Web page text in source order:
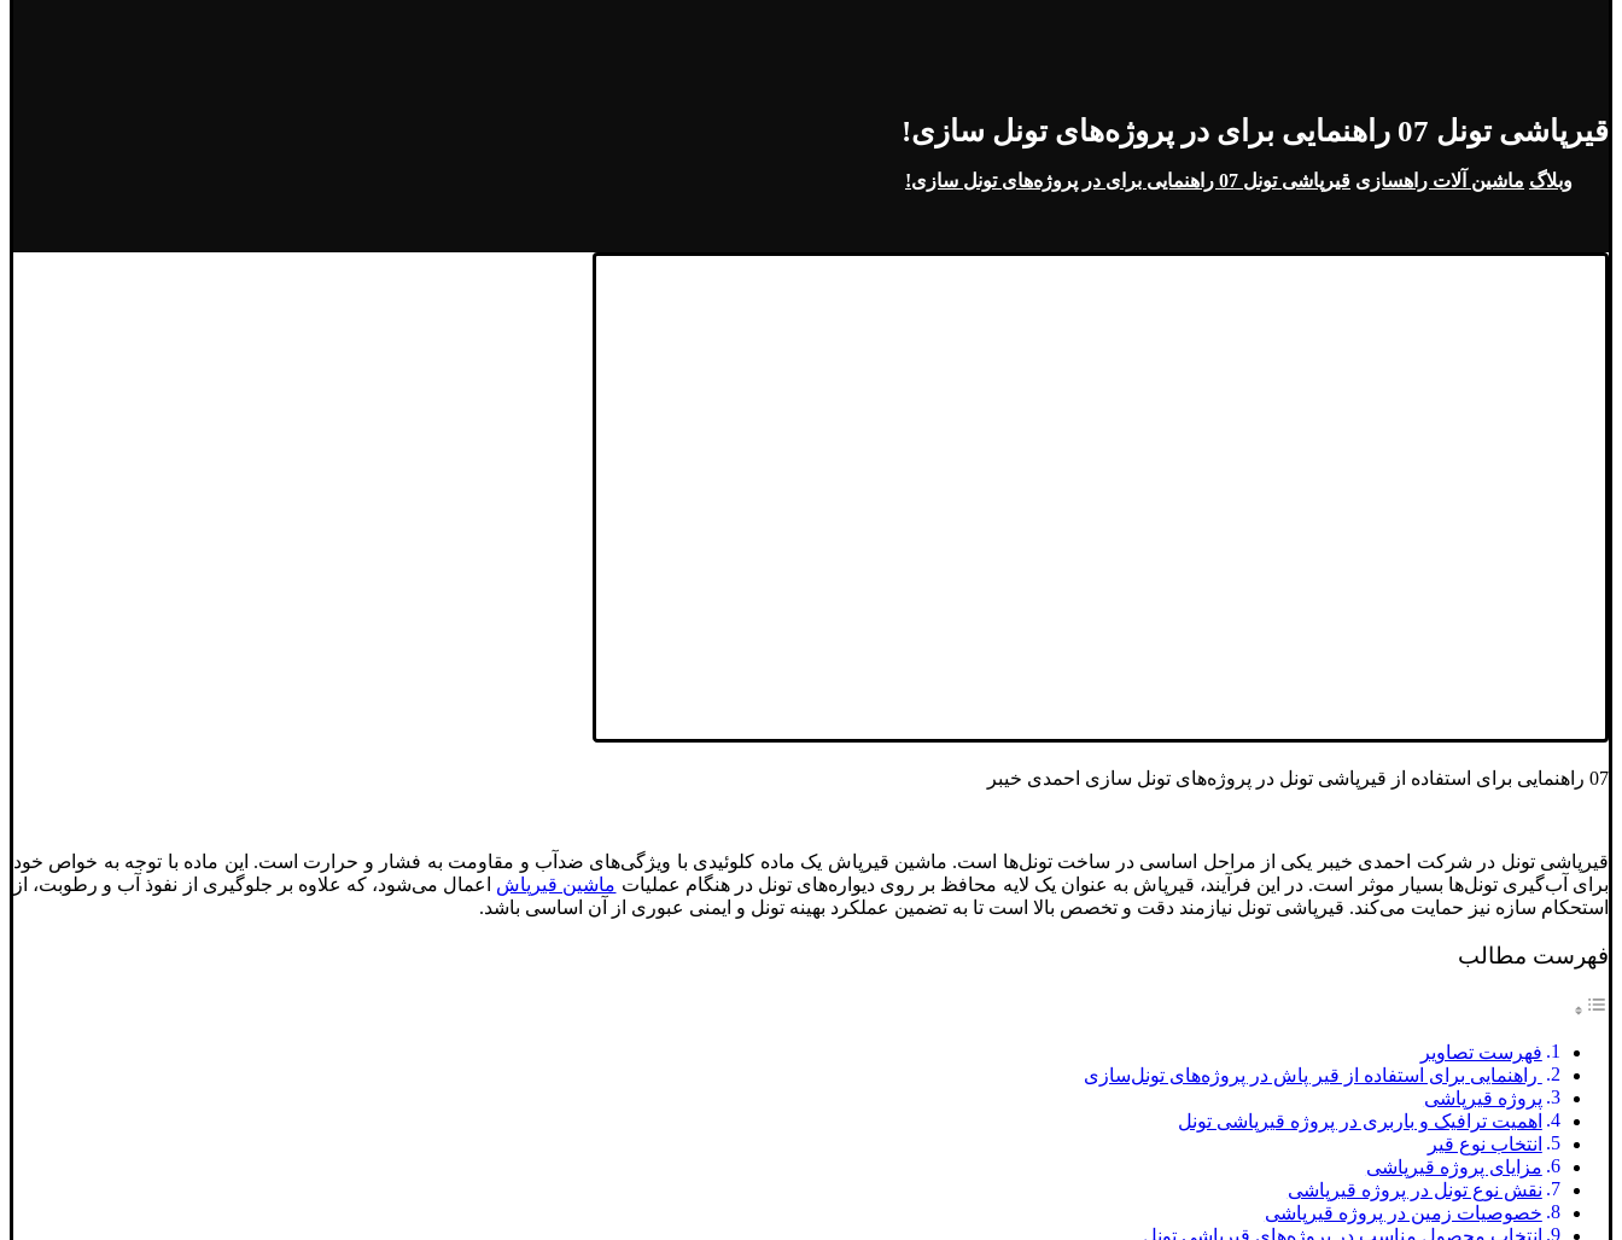
قیرپاشی تونل 07 راهنمایی برای در پروژه‌های تونل ‌سازی!
وبلاگ ماشین آلات راهسازی قیرپاشی تونل 07 راهنمایی برای در پروژه‌های تونل ‌سازی!
07 راهنمایی برای استفاده از قیرپاشی تونل در پروژه‌های تونل ‌سازی احمدی خیبر
قیرپاشی تونل در شرکت احمدی خیبر یکی از مراحل اساسی در ساخت تونل‌ها است. ماشین قیرپاش یک ماده کلوئیدی با ویژگی‌های ضدآب و مقاومت به فشار و حرارت است. این ماده با توجه به خواص خود
برای آب‌گیری تونل‌ها بسیار موثر است. در این فرآیند، قیرپاش به عنوان یک لایه محافظ بر روی دیواره‌های تونل در هنگام عملیات ماشین قیرپاش اعمال می‌شود، که علاوه بر جلوگیری از نفوذ آب و رطوبت، از
استحکام سازه نیز حمایت می‌کند. قیرپاشی تونل نیازمند دقت و تخصص بالا است تا به تضمین عملکرد بهینه تونل و ایمنی عبوری از آن اساسی باشد.
فهرست مطالب
فهرست تصاویر
راهنمایی برای استفاده از قیر پاش در پروژه‌های تونل‌سازی
پروژه قیرپاشی
اهمیت ترافیک و باربری در پروژه قیرپاشی تونل
انتخاب نوع قیر
مزایای پروژه قیرپاشی
نقش نوع تونل در پروژه قیرپاشی
خصوصیات زمین در پروژه قیرپاشی
انتخاب محصول مناسب در پروژه‌های قیرپاشی تونل